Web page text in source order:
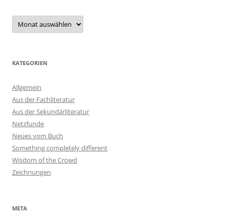
Archiv
KATEGORIEN
Allgemein
Aus der Fachliteratur
Aus der Sekundärliteratur
Netzfunde
Neues vom Buch
Something completely different
Wisdom of the Crowd
Zeichnungen
META